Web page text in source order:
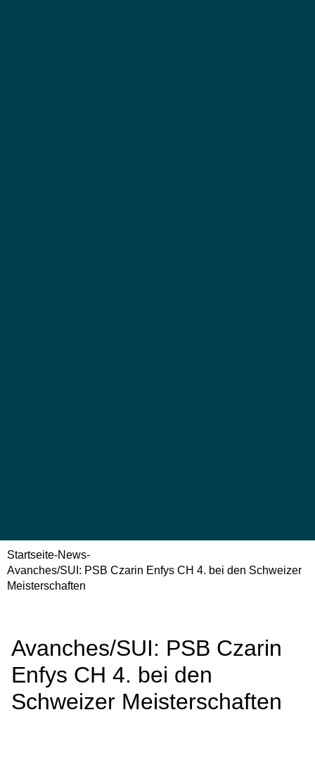
Startseite-News-
Avanches/SUI: PSB Czarin Enfys CH 4. bei den Schweizer
Meisterschaften
Avanches/SUI: PSB Czarin
Enfys CH 4. bei den
Schweizer Meisterschaften